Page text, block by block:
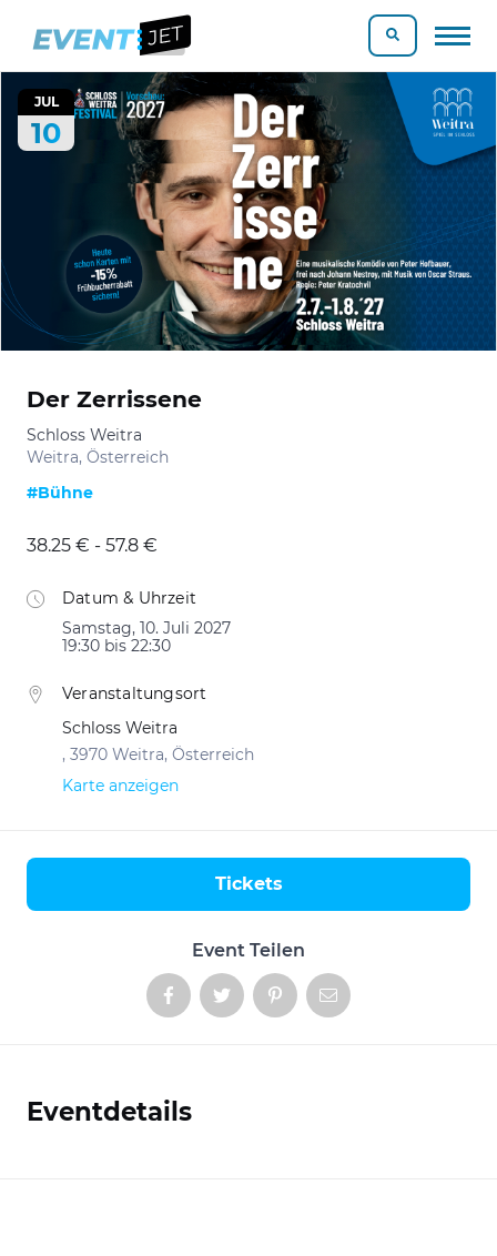
JUL
10
Der Zerrissene
Schloss Weitra
Weitra, Österreich
#Bühne
38.25 € - 57.8 €
Datum & Uhrzeit
Samstag, 10. Juli 2027
19:30 bis 22:30
Veranstaltungsort
Schloss Weitra
, 3970 Weitra, Österreich
Karte anzeigen
Event Teilen
Tickets
Eventdetails